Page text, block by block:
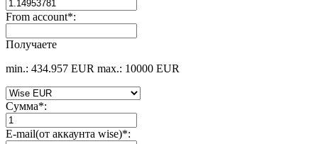
From account*:
Получаете
min.: 434.957 EUR max.: 10000 EUR
Сумма*:
E-mail(от аккаунта wise)*: